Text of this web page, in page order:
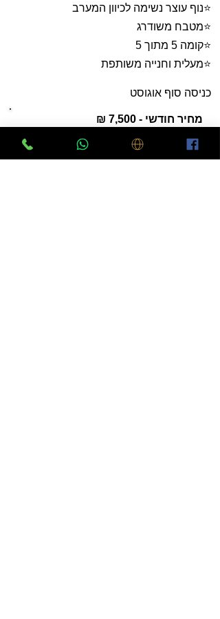
⭐נוף עוצר נשימה לכיוון המערב
⭐מטבח משודרג
⭐קומה 5 מתוך 5
⭐מעלית וחנייה משותפת
כניסה סוף אוגוסט
מחיר חודשי - 7,500 ₪
שתפו מידע על הנכס: